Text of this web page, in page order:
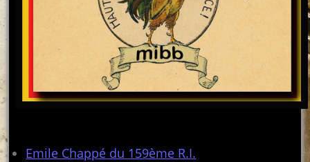
Emile Chappé du 159ème R.I.